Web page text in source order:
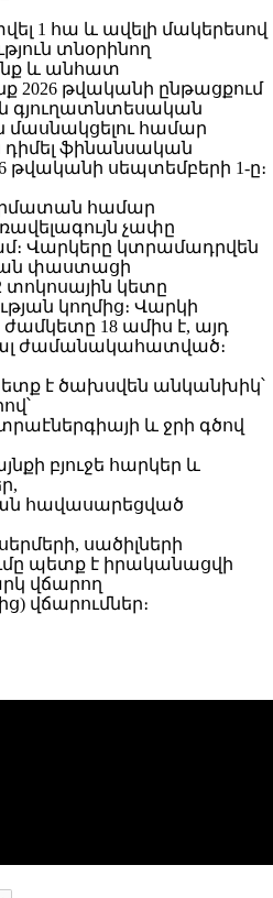
1 հա և ավելի մակերեսով
տնօրինող
և անհատ
2026 թվականի ընթացքում
գյուղատնտեսական
համար
դիմել ֆինանսական
թվականի սեպտեմբերի 1-ը։
համար
չափը
Վարկերը կտրամադրվեն
փաստացի
տոկոսային կետը
կողմից։ Վարկի
18 ամիս է, այդ
ժամանակահատված։
է ծախսվեն անկանխիկ՝
և ջրի գծով
բյուջե հարկեր և
հավասարեցված
սածիլների
պետք է իրականացվի
վճարող
վճարումներ։